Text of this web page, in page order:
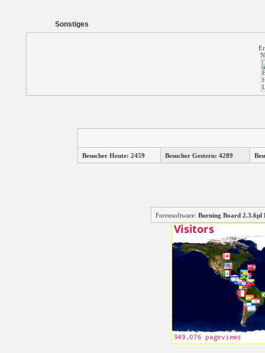
Sonstiges
Besucher Heute: 2459 Besucher Gestern: 4289
Forensoftware: Burning Board